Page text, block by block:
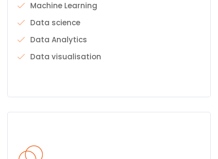
Machine Learning
Data science
Data Analytics
Data visualisation